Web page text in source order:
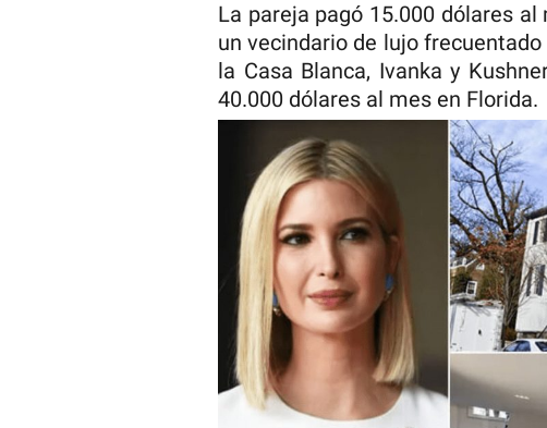
La pareja pagó 15.000 dólares
un vecindario de lujo
la Casa Blanca, Ivanka y
40.000 dólares al mes en Florida.